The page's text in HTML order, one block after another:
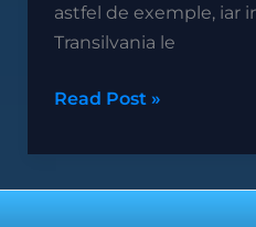
astfel de exemple, iar
Transilvania le
exemple,
initiativele
si
Read Post »